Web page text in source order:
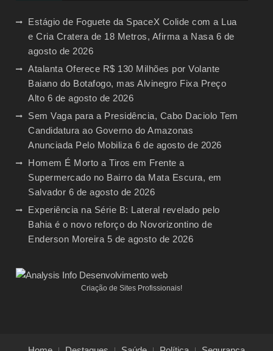
Estágio de Foguete da SpaceX Colide com a Lua
e Cria Cratera de 18 Metros, Afirma a Nasa 6 de
agosto de 2026
Atalanta Oferece R$ 130 Milhões por Volante
Baiano do Botafogo, mas Alvinegro Fixa Preço
Alto 6 de agosto de 2026
Sem Vaga para a Presidência, Cabo Daciolo Tem
Candidatura ao Governo do Amazonas
Anunciada Pelo Mobiliza 6 de agosto de 2026
Homem É Morto a Tiros em Frente a
Supermercado no Bairro da Mata Escura, em
Salvador 6 de agosto de 2026
Experiência na Série B: Lateral revelado pelo
Bahia é o novo reforço do Novorizontino de
Enderson Moreira 5 de agosto de 2026
Criação de Sites Profissionais!